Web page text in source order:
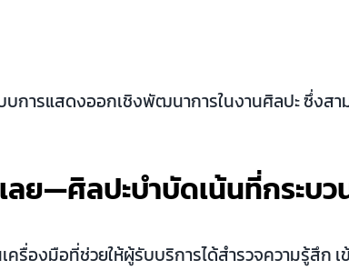
รแสดงออกเชิงพัฒนาการในงานศิลปะ ซึ่งสาม
ย—ศิลปะบำบัดเน้นที่กระบว
รื่องมือที่ช่วยให้ผู้รับบริการได้สำรวจความรู้สึก